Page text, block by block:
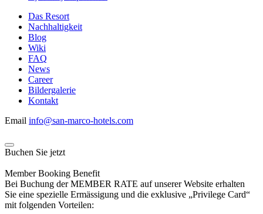
Das Resort
Nachhaltigkeit
Blog
Wiki
FAQ
News
Career
Bildergalerie
Kontakt
Email info@san-marco-hotels.com
Buchen Sie jetzt
Member Booking Benefit
Bei Buchung der MEMBER RATE auf unserer Website erhalten
Sie eine spezielle Ermässigung und die exklusive „Privilege Card“
mit folgenden Vorteilen: